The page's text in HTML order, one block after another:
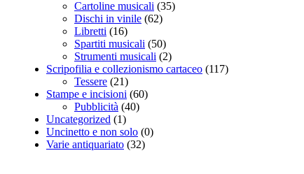
Cartoline musicali (35)
Dischi in vinile (62)
Libretti (16)
Spartiti musicali (50)
Strumenti musicali (2)
Scripofilia e collezionismo cartaceo (117)
Tessere (21)
Stampe e incisioni (60)
Pubblicità (40)
Uncategorized (1)
Uncinetto e non solo (0)
Varie antiquariato (32)